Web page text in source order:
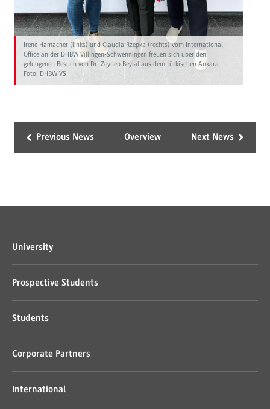
Irene Hamacher (links) und Claudia Rzepka (rechts) vom International
Office an der DHBW Villingen-Schwenningen freuen sich über den
gelungenen Besuch von Dr. Zeynep Beylal aus dem türkischen Ankara.
Foto: DHBW VS
Previous News Overview Next News
University
Prospective Students
Students
Corporate Partners
International